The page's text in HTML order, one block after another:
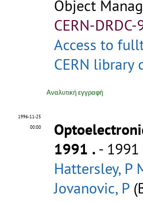
Object
CERN-
Access to
CERN library
Αναλυτική εγγραφή
1996-11-25
00:00
1991 . -
Hattersley, P
Jovanovic, P